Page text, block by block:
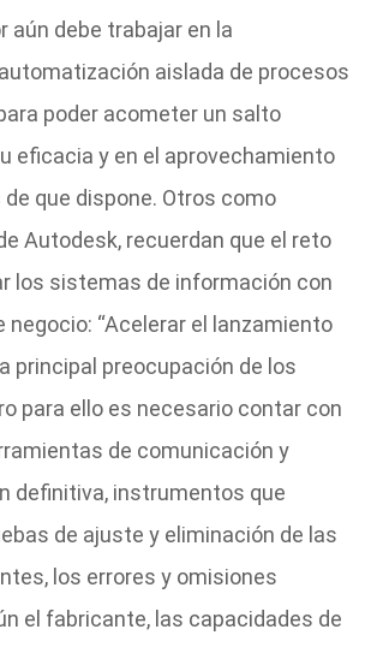
aún debe trabajar en la
aislada de procesos
poder acometer un salto
eficacia y en el aprovechamiento
que dispone. Otros como
Autodesk, recuerdan que el reto
los sistemas de información con
negocio: “Acelerar el lanzamiento
principal preocupación de los
para ello es necesario contar con
de comunicación y
definitiva, instrumentos que
de ajuste y eliminación de las
los errores y omisiones
el fabricante, las capacidades de